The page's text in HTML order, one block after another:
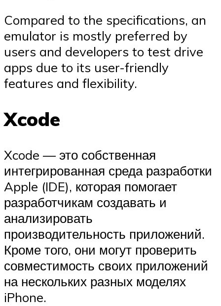
Compared to the specifications, an
emulator is mostly preferred by
users and developers to test drive
apps due to its user-friendly
features and flexibility.
Xcode
Xcode — это собственная
интегрированная среда разработки
Apple (IDE), которая помогает
разработчикам создавать и
анализировать
производительность приложений.
Кроме того, они могут проверить
совместимость своих приложений
на нескольких разных моделях
iPhone.